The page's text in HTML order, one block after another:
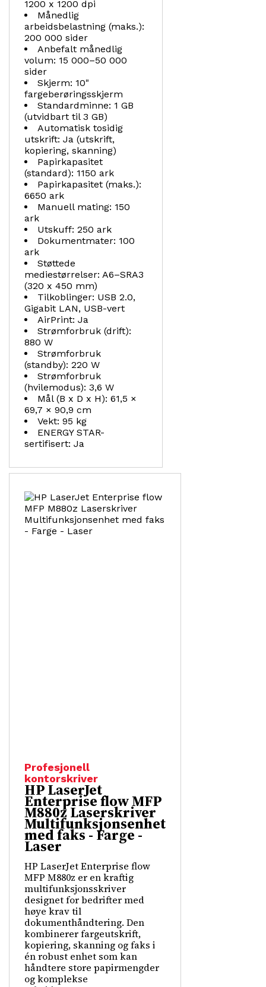
1200 x 1200 dpi
Månedlig
arbeidsbelastning (maks.):
200 000 sider
Anbefalt månedlig
volum: 15 000–50 000
sider
Skjerm: 10"
fargeberøringsskjerm
Standardminne: 1 GB
(utvidbart til 3 GB)
Automatisk tosidig
utskrift: Ja (utskrift,
kopiering, skanning)
Papirkapasitet
(standard): 1150 ark
Papirkapasitet (maks.):
6650 ark
Manuell mating: 150
ark
Utskuff: 250 ark
Dokumentmater: 100
ark
Støttede
mediestørrelser: A6–SRA3
(320 x 450 mm)
Tilkoblinger: USB 2.0,
Gigabit LAN, USB-vert
AirPrint: Ja
Strømforbruk (drift):
880 W
Strømforbruk
(standby): 220 W
Strømforbruk
(hvilemodus): 3,6 W
Mål (B x D x H): 61,5 ×
69,7 × 90,9 cm
Vekt: 95 kg
ENERGY STAR-
sertifisert: Ja
Profesjonell
kontorskriver
HP LaserJet
Enterprise flow MFP
M880z Laserskriver
Multifunksjonsenhet
med faks - Farge -
Laser
HP LaserJet Enterprise flow
MFP M880z er en kraftig
multifunksjonsskriver
designet for bedrifter med
høye krav til
dokumenthåndtering. Den
kombinerer fargeutskrift,
kopiering, skanning og faks i
én robust enhet som kan
håndtere store papirmengder
og komplekse